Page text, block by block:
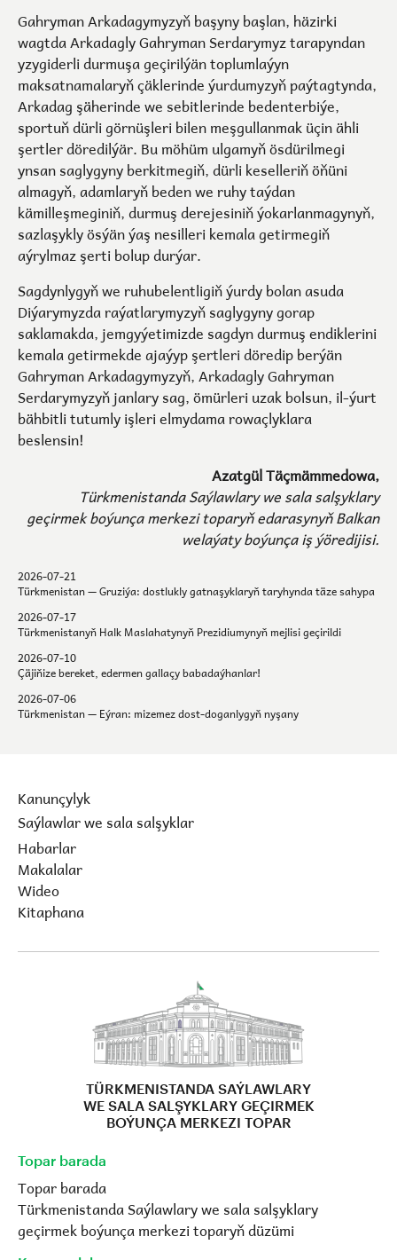
Gahryman Arkadagymyzyň başyny başlan, häzirki
wagtda Arkadagly Gahryman Serdarymyz tarapyndan
yzygiderli durmuşa geçirilýän toplumlaýyn
maksatnamalaryň çäklerinde ýurdumyzyň paýtagtynda,
Arkadag şäherinde we sebitlerinde bedenterbiýe,
sportuň dürli görnüşleri bilen meşgullanmak üçin ähli
şertler döredilýär. Bu möhüm ulgamyň ösdürilmegi
ynsan saglygyny berkitmegiň, dürli keselleriň öňüni
almagyň, adamlaryň beden we ruhy taýdan
kämilleşmeginiň, durmuş derejesiniň ýokarlanmagynyň,
sazlaşykly ösýän ýaş nesilleri kemala getirmegiň
aýrylmaz şerti bolup durýar.
Sagdynlygyň we ruhubelentligiň ýurdy bolan asuda
Diýarymyzda raýatlarymyzyň saglygyny gorap
saklamakda, jemgyýetimizde sagdyn durmuş endiklerini
kemala getirmekde ajaýyp şertleri döredip berýän
Gahryman Arkadagymyzyň, Arkadagly Gahryman
Serdarymyzyň janlary sag, ömürleri uzak bolsun, il-ýurt
bähbitli tutumly işleri elmydama rowaçlyklara
beslensin!
Azatgül Täçmämmedowa,
Türkmenistanda Saýlawlary we sala salşyklary
geçirmek boýunça merkezi toparyň edarasynyň Balkan
welaýaty boýunça iş ýöredijisi.
2026-07-21
Türkmenistan — Gruziýa: dostlukly gatnaşyklaryň taryhynda täze sahypa
2026-07-17
Türkmenistanyň Halk Maslahatynyň Prezidiumynyň mejlisi geçirildi
2026-07-10
Çäjiňize bereket, edermen gallaçy babadaýhanlar!
2026-07-06
Türkmenistan — Eýran: mizemez dost-doganlygyň nyşany
Kanunçylyk
Saýlawlar we sala salşyklar
Habarlar
Makalalar
Wideo
Kitaphana
TÜRKMENISTANDA SAÝLAWLARY
WE SALA SALŞYKLARY GEÇIRMEK
BOÝUNÇA MERKEZI TOPAR
Topar barada
Topar barada
Türkmenistanda Saýlawlary we sala salşyklary
geçirmek boýunça merkezi toparyň düzümi